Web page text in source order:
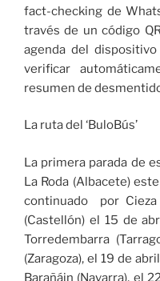
fact-checking de
través de un código
agenda del
verificar
resumen de
La ruta del ‘BuloBús’
La primera parada de
La Roda (Albacete)
continuado por
(Castellón) el 15 de
Torredembarra
(Zaragoza), el 19 de
Barañáin (Navarra), el